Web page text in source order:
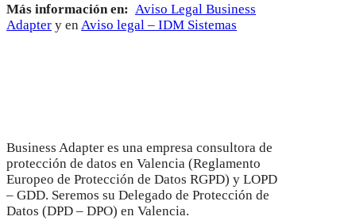
Más información en: Aviso Legal Business
Adapter y en Aviso legal – IDM Sistemas
Business Adapter es una empresa consultora de
protección de datos en Valencia (Reglamento
Europeo de Protección de Datos RGPD) y LOPD
– GDD. Seremos su Delegado de Protección de
Datos (DPD – DPO) en Valencia.